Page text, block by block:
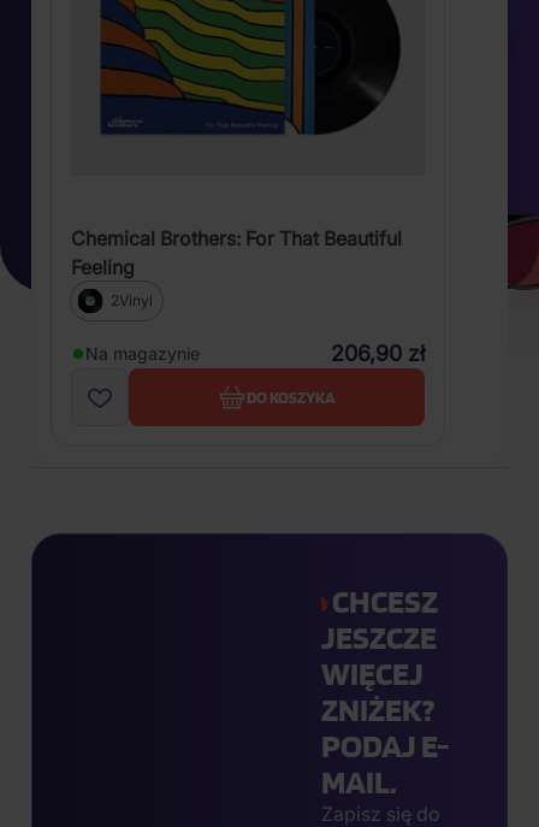
Chemical Brothers: For That Beautiful
Feeling
2Vinyl
Na magazynie 206,90 zł
DO KOSZYKA
CHCESZ
JESZCZE
WIĘCEJ
ZNIŻEK?
PODAJ E-
MAIL.
Zapisz się do